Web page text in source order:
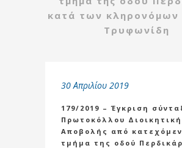
κατά των κληρονόμων
Τρυφωνίδη
30 Απριλίου 2019
179/2019 – Έγκριση
Πρωτοκόλλου
Αποβολής από
τμήμα της οδού